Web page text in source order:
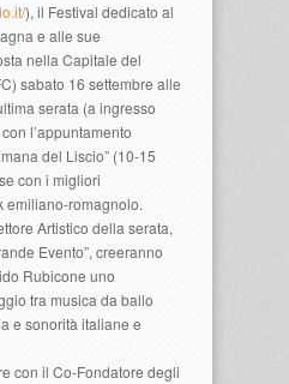
), il Festival dedicato al
e alle sue
nella Capitale del
sabato 16 settembre alle
serata (a ingresso
l’appuntamento
del Liscio” (10-15
con i migliori
emiliano-romagnolo.
Artistico della serata,
Evento”, creeranno
Rubicone uno
tra musica da ballo
e sonorità italiane e
con il Co-Fondatore degli